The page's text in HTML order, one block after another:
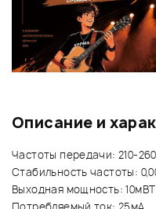
Описание и
Частоты передачи: 210-
Стабильность частоты:
Выходная мощность: 10мВТ